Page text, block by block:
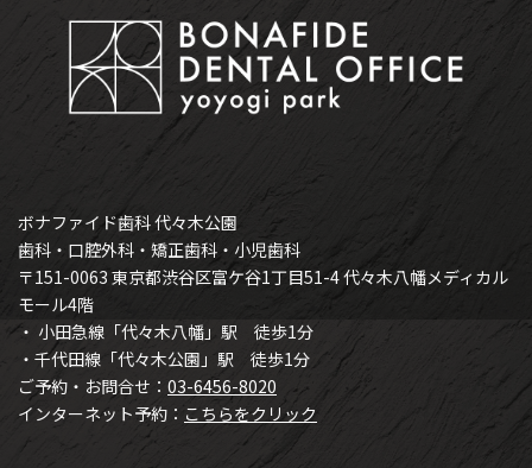
ボナファイド歯科 代々木公園
歯科・口腔外科・矯正歯科・小児歯科
〒151-0063 東京都渋谷区富ケ谷1丁目51-4 代々木八幡メディカル
モール4階
・ 小田急線「代々木八幡」駅 徒歩1分
・千代田線「代々木公園」駅 徒歩1分
ご予約・お問合せ： 03-6456-8020
インターネット予約： こちらをクリック